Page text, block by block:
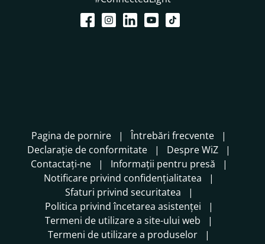
Pagina de pornire
Întrebări frecvente
Declarație de conformitate
Despre WiZ
Contactați-ne
Informații pentru presă
Notificare privind confidențialitatea
Sfaturi privind securitatea
Politica privind încetarea asistenței
Termeni de utilizare a site-ului web
Termeni de utilizare a produselor